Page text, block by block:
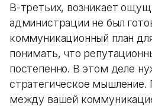
В-третьих, возникает
администрации не был
коммуникационный план
понимать, что
постепенно. В этом деле
стратегическое
между вашей